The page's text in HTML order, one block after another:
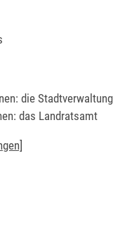
die Stadtverwaltung
das Landratsamt